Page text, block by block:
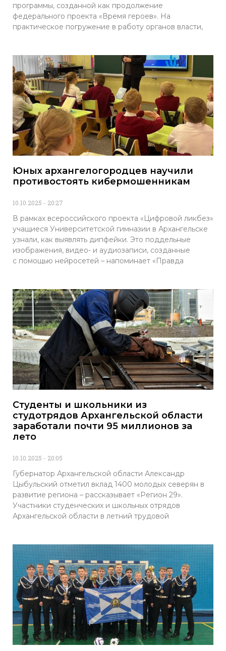
программы, созданной как продолжение
федерального проекта «Время героев». На
практическое погружение в работу органов власти,
Юных архангелогородцев научили
противостоять кибермошенникам
10.10.2025 20:27
В рамках всероссийского проекта «Цифровой ликбез»
учащиеся Университетской гимназии в Архангельске
узнали, как выявлять дипфейки. Это поддельные
изображения, видео- и аудиозаписи, созданные
с помощью нейросетей – напоминает «Правда
Студенты и школьники из
студотрядов Архангельской области
заработали почти 95 миллионов за
лето
10.10.2025 20:05
Губернатор Архангельской области Александр
Цыбульский отметил вклад 1400 молодых северян в
развитие региона – рассказывает «Регион 29».
Участники студенческих и школьных отрядов
Архангельской области в летний трудовой